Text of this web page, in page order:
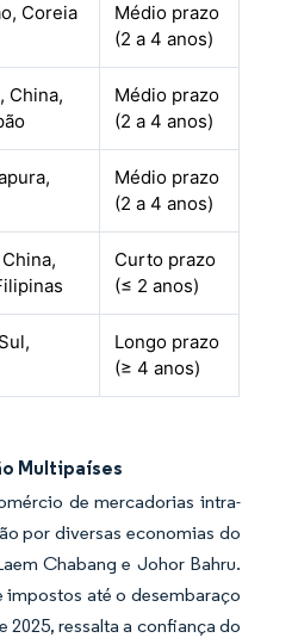
Coreia
Médio prazo
(2 a 4 anos)
China,
Médio prazo
(2 a 4 anos)
Médio prazo
(2 a 4 anos)
Curto prazo
(≤ 2 anos)
Longo prazo
(≥ 4 anos)
Multipaíses
de mercadorias intra-
por diversas economias do
Chabang e Johor Bahru.
impostos até o desembaraço
ressalta a confiança do